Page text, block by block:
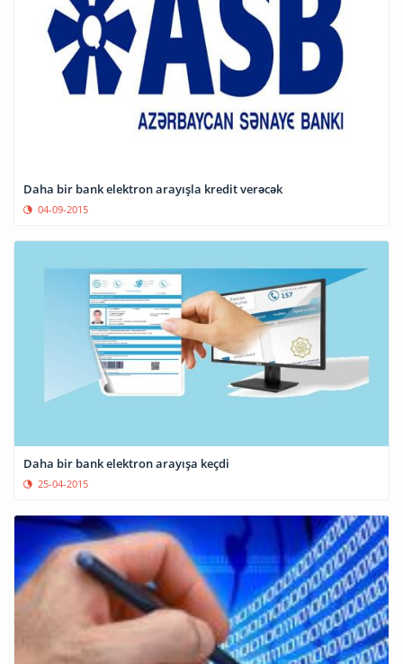
Daha bir bank elektron arayışla kredit verəcək
04-09-2015
Daha bir bank elektron arayışa keçdi
25-04-2015